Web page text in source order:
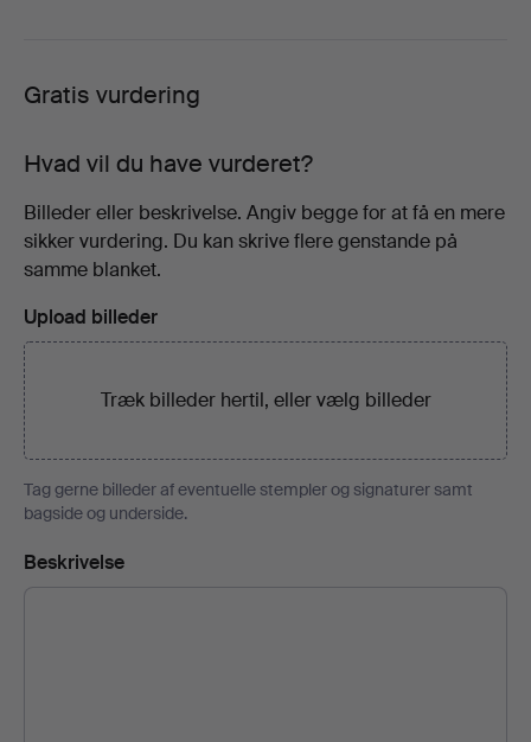
Gratis vurdering
Hvad vil du have vurderet?
Billeder eller beskrivelse. Angiv begge for at få en mere
sikker vurdering. Du kan skrive flere genstande på
samme blanket.
Upload billeder
Træk billeder hertil, ellervælg billeder
Tag gerne billeder af eventuelle stempler og signaturer samt
bagside og underside.
Beskrivelse